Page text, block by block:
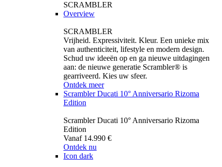
SCRAMBLER
Overview
SCRAMBLER
Vrijheid. Expressiviteit. Kleur. Een unieke mix
van authenticiteit, lifestyle en modern design.
Schud uw ideeën op en ga nieuwe uitdagingen
aan: de nieuwe generatie Scrambler® is
gearriveerd. Kies uw sfeer.
Ontdek meer
Scrambler Ducati 10° Anniversario Rizoma
Edition
Scrambler Ducati 10° Anniversario Rizoma
Edition
Vanaf 14.990 €
Ontdek nu
Icon dark